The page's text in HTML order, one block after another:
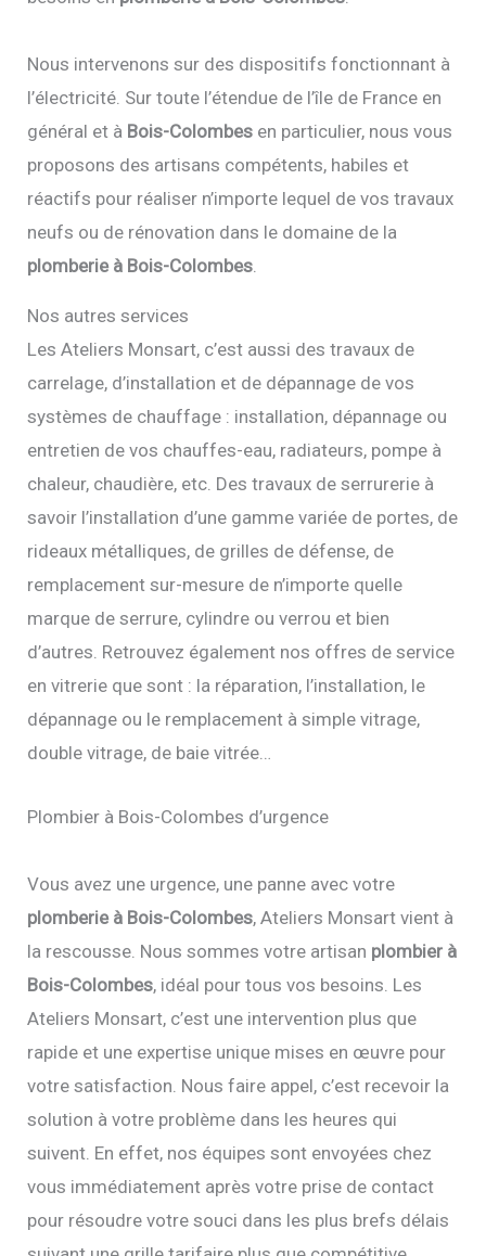
Nous intervenons sur des dispositifs fonctionnant à
l’électricité. Sur toute l’étendue de l’île de France en
général et à Bois-Colombes en particulier, nous vous
proposons des artisans compétents, habiles et
réactifs pour réaliser n’importe lequel de vos travaux
neufs ou de rénovation dans le domaine de la
plomberie à Bois-Colombes.
Nos autres services
Les Ateliers Monsart, c’est aussi des travaux de
carrelage, d’installation et de dépannage de vos
systèmes de chauffage : installation, dépannage ou
entretien de vos chauffes-eau, radiateurs, pompe à
chaleur, chaudière, etc. Des travaux de serrurerie à
savoir l’installation d’une gamme variée de portes, de
rideaux métalliques, de grilles de défense, de
remplacement sur-mesure de n’importe quelle
marque de serrure, cylindre ou verrou et bien
d’autres. Retrouvez également nos offres de service
en vitrerie que sont : la réparation, l’installation, le
dépannage ou le remplacement à simple vitrage,
double vitrage, de baie vitrée…
Plombier à Bois-Colombes d’urgence
Vous avez une urgence, une panne avec votre
plomberie à Bois-Colombes, Ateliers Monsart vient à
la rescousse. Nous sommes votre artisan plombier à
Bois-Colombes, idéal pour tous vos besoins. Les
Ateliers Monsart, c’est une intervention plus que
rapide et une expertise unique mises en œuvre pour
votre satisfaction. Nous faire appel, c’est recevoir la
solution à votre problème dans les heures qui
suivent. En effet, nos équipes sont envoyées chez
vous immédiatement après votre prise de contact
pour résoudre votre souci dans les plus brefs délais